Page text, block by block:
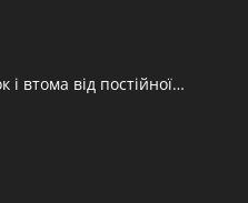
і втома від постійної